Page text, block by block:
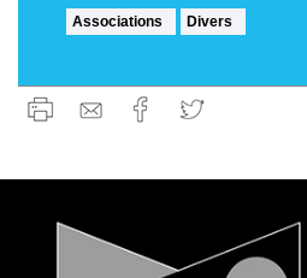
Associations Divers